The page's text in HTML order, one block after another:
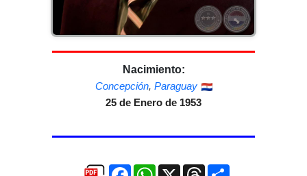
Nacimiento:
Concepción, Paraguay
25 de Enero de 1953
FacebookWhatsApp
X ThreadsCompartir